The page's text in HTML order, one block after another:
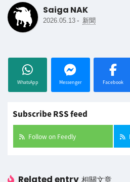
Saiga NAK
2026.05.13 - 新聞
WhatsApp Messenger Facebook
Subscribe RSS feed
Follow on Feedly